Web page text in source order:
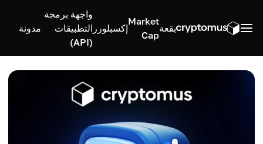
بقعة
Market
Cap
إكسبلورر
واجهة برمجة
التطبيقات
(API)
مدونة